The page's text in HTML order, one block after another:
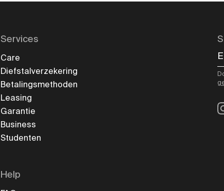
Services
Care
Diefstalverzekering
Betalingsmethoden
Leasing
Garantie
Business
Studenten
Help